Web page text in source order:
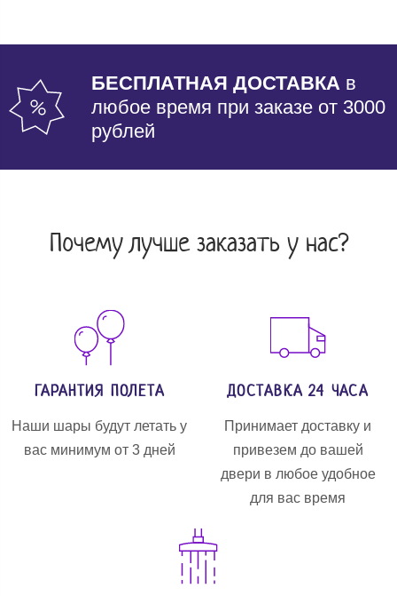
БЕСПЛАТНАЯ ДОСТАВКА в
любое время при заказе от 3000
рублей
Почему лучше заказать у нас?
ГАРАНТИЯ ПОЛЕТА
Наши шары будут летать у
вас минимум от 3 дней
ДОСТАВКА 24 ЧАСА
Принимает доставку и
привезем до вашей
двери в любое удобное
для вас время